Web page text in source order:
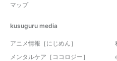
マップ
kusuguru media
アニメ情報［にじめん］
メンタルケア［ココロジー］